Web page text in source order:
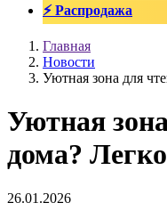
⚡ Распродажа
Главная
Новости
Уютная зона для
Уютная
дома?
26.01.2026